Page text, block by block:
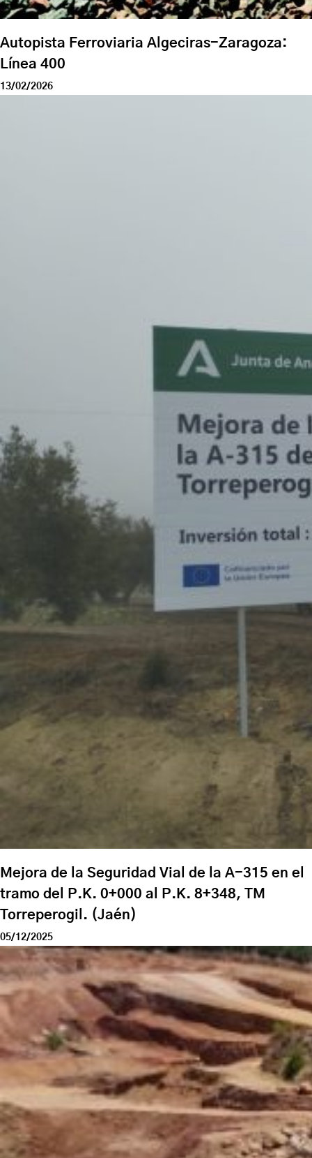
Autopista Ferroviaria Algeciras-Zaragoza:
Línea 400
13/02/2026
Mejora de la Seguridad Vial de la A-315 en el
tramo del P.K. 0+000 al P.K. 8+348, TM
Torreperogil. (Jaén)
05/12/2025